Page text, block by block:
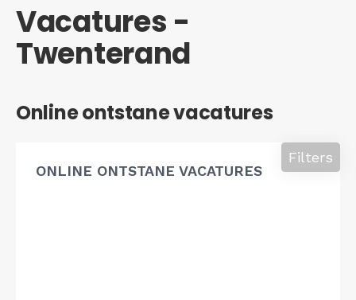
Vacatures -
Twenterand
Online ontstane vacatures
ONLINE ONTSTANE VACATURES
Filters